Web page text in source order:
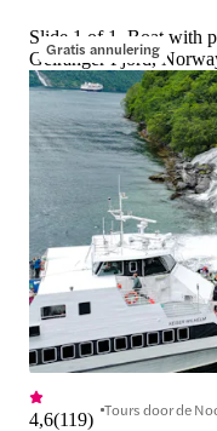
Gratis annulering
Slide 1 of 1, Boat with
Geiranger Fjord,
4,6(119) Tours door de